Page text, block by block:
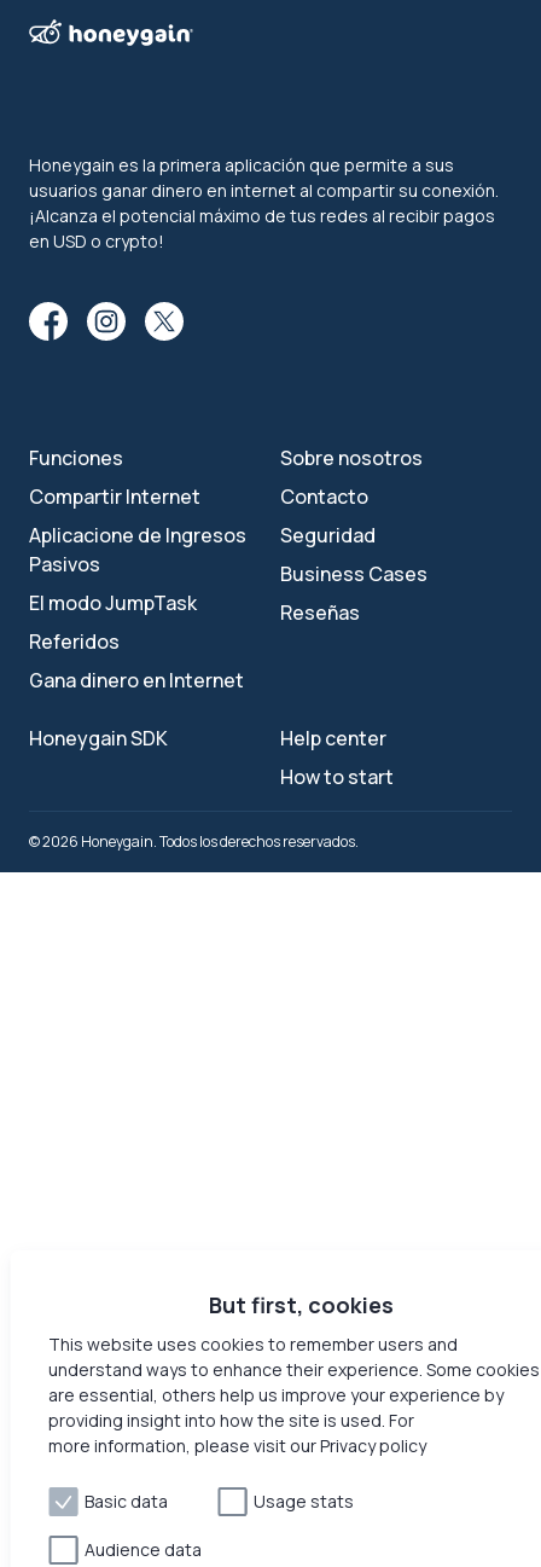
Honeygain es la primera aplicación que permite a sus
usuarios ganar dinero en internet al compartir su conexión.
¡Alcanza el potencial máximo de tus redes al recibir pagos
en USD o crypto!
Funciones
Compartir Internet
Aplicacione de Ingresos
Pasivos
El modo JumpTask
Referidos
Gana dinero en Internet
Sobre nosotros
Contacto
Seguridad
Business Cases
Reseñas
Honeygain SDK
Help center
How to start
© 2026 Honeygain. Todos los derechos reservados.
But first, cookies
This website uses cookies to remember users and
understand ways to enhance their experience. Some cookies
are essential, others help us improve your experience by
providing insight into how the site is used. For
more information, please visit our Privacy policy
Basic data Usage stats
Audience data